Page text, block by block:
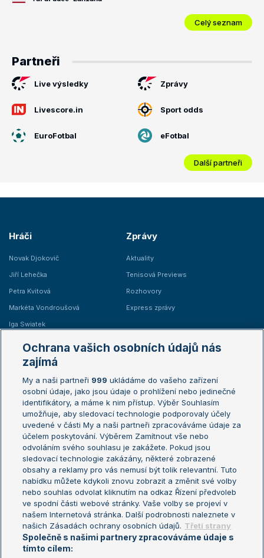
Celý seznam
Partneři
Live výsledky Zprávy
Livescore.in Sport odds
EuroFotbal eFotbal
Další partneři
Hráči
Novak Djokovič
Jiří Lehečka
Petra Kvitová
Markéta Vondroušová
Iga Swiatek
Zprávy
Aktuality
Tenisová Previews
Rozhovory
Express zprávy
Žebříčky
Žebříček ATP (muži)
Žebříček WTA (ženy)
Sázkařský žebříček
Australian Open
French Open
Wimbledon
US Open
Turnaj mistrů
Turnaj mistryň
Aktualní trendy
Fotbalové přestupy
Livesport Daily
LS Prague Open
Ochrana vašich osobních údajů nás
zajímá
My a naši partneři 999 ukládáme do vašeho zařízení
osobní údaje, jako jsou údaje o prohlížení nebo jedinečné
identifikátory, a máme k nim přístup. Výběr Souhlasím
umožňuje, aby sledovací technologie podporovaly účely
uvedené v části My a naši partneři zpracováváme údaje za
účelem poskytování. Výběrem Zamítnout vše nebo
odvoláním svého souhlasu je zakážete. Pokud jsou
sledovací technologie zakázány, některé zobrazené
obsahy a reklamy pro vás nemusí být tolik relevantní. Tuto
nabídku můžete kdykoli znovu zobrazit a změnit své volby
nebo souhlas odvolat kliknutím na odkaz Řízení předvoleb
ve spodní části webové stránky. Vaše volby se projeví v
našem Internetová stránka. Další podrobnosti naleznete v
našich Zásadách ochrany osobních údajů. Třetí strany
Společně s našimi partnery zpracováváme údaje s
tímto cílem: